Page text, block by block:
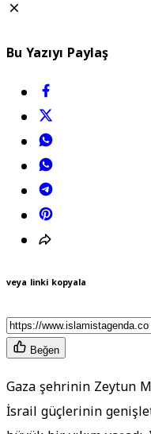
Bu Yazıyı Paylaş
veya linki kopyala
Beğen
Gaza şehrinin Zeytun
İsrail güçlerinin